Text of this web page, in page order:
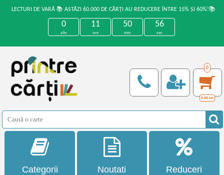
LECTURI DE VARĂ 📚 ASTĂZI 60.000 DE CĂRȚI AU REDUCERE ÎNTRE 15% ȘI 60%!📚
0
zile
11
ore
50
min
55
sec
0
0,00 Lei
Categorii Noutati Reduceri